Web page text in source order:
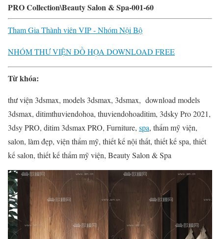
PRO Collection\Beauty Salon & Spa-001-60
Tham Gia Thành viên VIP - Nhóm Nội Bộ
NHÓM THƯ VIỆN ĐỒ HỌA DOWNLOAD FREE
Từ khóa:
thư viện 3dsmax, models 3dsmax, 3dsmax, download models
3dsmax, ditimthuviendohoa, thuviendohoaditim, 3dsky Pro 2021,
3dsy PRO, ditim 3dsmax PRO, Furniture, spa, thẩm mỹ viện,
salon, làm đẹp, viện thẩm mỹ, thiết kế nội thất, thiết kế spa, thiết
kế salon, thiết kế thẩm mỹ viện, Beauty Salon & Spa